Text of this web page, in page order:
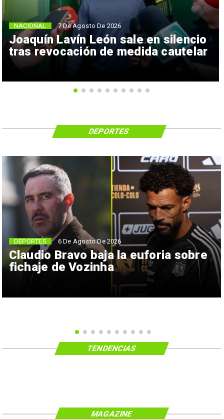
Joaquín Lavín León sale en silencio
tras revocación de medida cautelar
NACIONAL 7 De Agosto De 2026
Claudio Bravo baja la euforia sobre
fichaje de Vozinha
DEPORTES 6 De Agosto De 2026
DEPORTES
TENDENCIAS
MAGAZINE